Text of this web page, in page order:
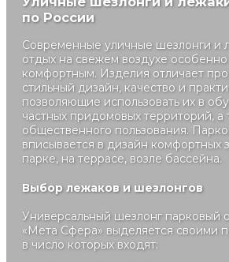
по России
Современные уличные шезлонги и
отдых на свежем воздухе
комфортным. Изделия отличает
стильный дизайн, качество и
позволяющие использовать их в
частных придомовых территорий, а
общественного пользования.
вписывается в дизайн комфортных
парке, на террасе, возле бассейна.
Выбор лежаков и шезлонгов
Универсальный шезлонг парковый
«Мета Сфера» выделяется своими
в число которых входят: